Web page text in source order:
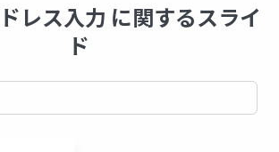
レス入力 に関するスライ
ド